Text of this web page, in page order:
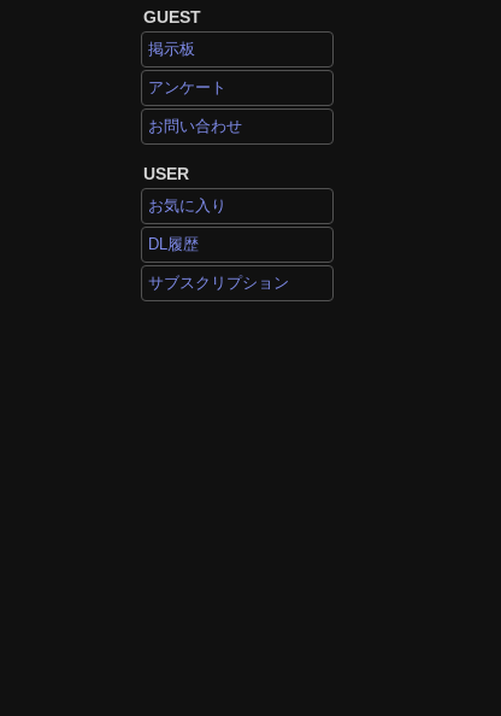
GUEST
掲示板
アンケート
お問い合わせ
USER
お気に入り
DL履歴
サブスクリプション